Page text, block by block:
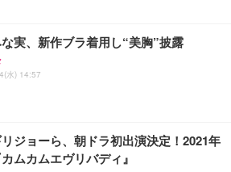
実、新作ブラ着用し“美胸”披露
水) 14:57
ジョーら、朝ドラ初出演決定！2021年
ムカムエヴリバディ』